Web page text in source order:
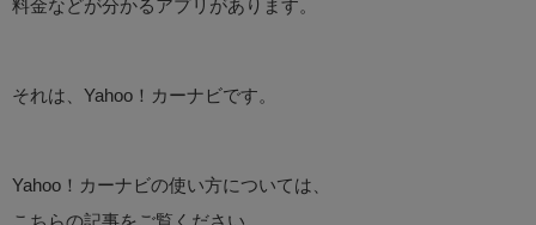
料金などが分かるアプリがあります。
それは、Yahoo！カーナビです。
Yahoo！カーナビの使い方については、
こちらの記事をご覧ください。